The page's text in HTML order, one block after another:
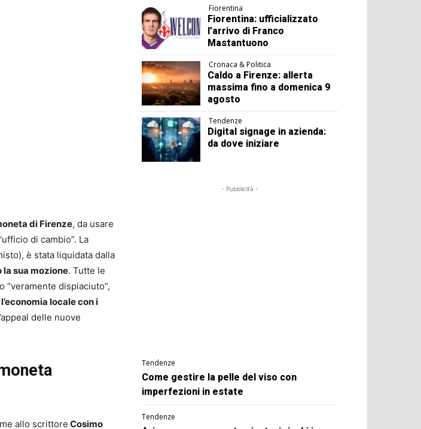
di Firenze, da usare
di cambio”. La
è stata liquidata dalla
sua mozione. Tutte le
dispiaciuto”,
locale con i
delle nuove
allo scrittore Cosimo
Fiorentina
Fiorentina: ufficializzato
l’arrivo di Franco
Mastantuono
Cronaca & Politica
Caldo a Firenze: allerta
massima fino a domenica 9
agosto
Tendenze
Digital signage in azienda:
da dove iniziare
- Pubblicità -
Tendenze
Come gestire la pelle del viso con
imperfezioni in estate
Tendenze